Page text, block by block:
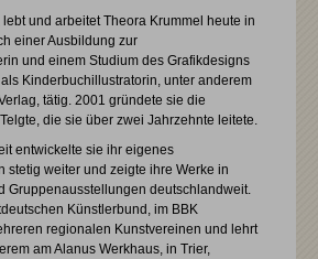
und arbeitet Theora Krummel heute in
einer Ausbildung zur
und einem Studium des Grafikdesigns
Kinderbuchillustratorin, unter anderem
tätig. 2001 gründete sie die
die sie über zwei Jahrzehnte leitete.
entwickelte sie ihr eigenes
stetig weiter und zeigte ihre Werke in
Gruppenausstellungen deutschlandweit.
Künstlerbund, im BBK
regionalen Kunstvereinen und lehrt
am Alanus Werkhaus, in Trier,